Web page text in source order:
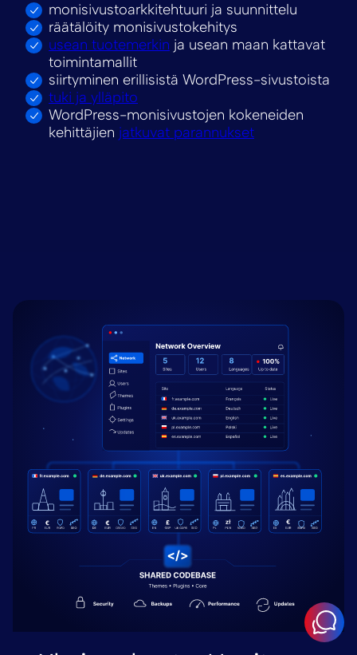
monisivustoarkkitehtuuri ja suunnittelu
räätälöity monisivustokehitys
usean tuotemerkin ja usean maan kattavat
toimintamallit
siirtyminen erillisistä WordPress-sivustoista
tuki ja ylläpito
WordPress-monisivustojen kokeneiden
kehittäjien jatkuvat parannukset